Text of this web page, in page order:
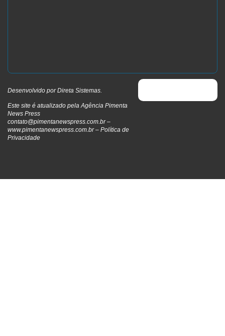
Desenvolvido porDireta Sistemas
Este site é atualizado pela Agência Pimenta
News Press
contato@pimentanewspress.com.br–
www.pimentanewspress.com.br – Política de
Privacidade